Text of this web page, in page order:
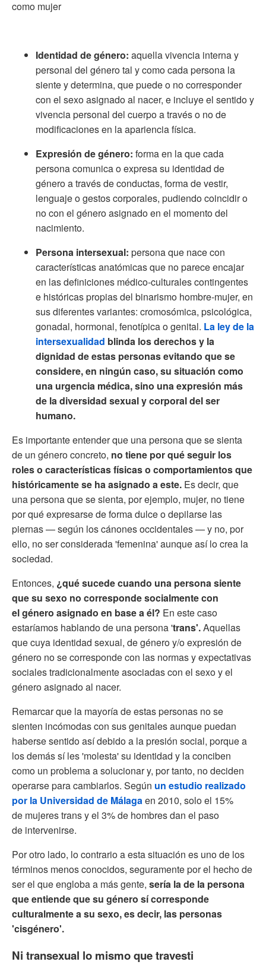
como mujer
Identidad de género: aquella vivencia interna y
personal del género tal y como cada persona la
siente y determina, que puede o no corresponder
con el sexo asignado al nacer, e incluye el sentido y
vivencia personal del cuerpo a través o no de
modificaciones en la apariencia física.
Expresión de género: forma en la que cada
persona comunica o expresa su identidad de
género a través de conductas, forma de vestir,
lenguaje o gestos corporales, pudiendo coincidir o
no con el género asignado en el momento del
nacimiento.
Persona intersexual: persona que nace con
características anatómicas que no parece encajar
en las definiciones médico-culturales contingentes
e históricas propias del binarismo hombre-mujer, en
sus diferentes variantes: cromosómica, psicológica,
gonadal, hormonal, fenotípica o genital. La ley de la
intersexualidad blinda los derechos y la
dignidad de estas personas evitando que se
considere, en ningún caso, su situación como
una urgencia médica, sino una expresión más
de la diversidad sexual y corporal del ser
humano.
Es importante entender que una persona que se sienta
de un género concreto, no tiene por qué seguir los
roles o características físicas o comportamientos que
históricamente se ha asignado a este. Es decir, que
una persona que se sienta, por ejemplo, mujer, no tiene
por qué expresarse de forma dulce o depilarse las
piernas — según los cánones occidentales — y no, por
ello, no ser considerada 'femenina' aunque así lo crea la
sociedad.
Entonces, ¿qué sucede cuando una persona siente
que su sexo no corresponde socialmente con
el género asignado en base a él? En este caso
estaríamos hablando de una persona 'trans'.Aquellas
que cuya identidad sexual, de género y/o expresión de
género no se corresponde con las normas y expectativas
sociales tradicionalmente asociadas con el sexo y el
género asignado al nacer.
Remarcar que la mayoría de estas personas no se
sienten incómodas con sus genitales aunque puedan
haberse sentido así debido a la presión social, porque a
los demás sí les 'molesta' su identidad y la conciben
como un problema a solucionar y, por tanto, no deciden
operarse para cambiarlos. Según un estudio realizado
por la Universidad de Málaga en 2010, solo el 15%
de mujeres trans y el 3% de hombres dan el paso
de intervenirse.
Por otro lado, lo contrario a esta situación es uno de los
términos menos conocidos, seguramente por el hecho de
ser el que engloba a más gente, sería la de la persona
que entiende que su género sí corresponde
culturalmente a su sexo, es decir, las personas
'cisgénero'.
Ni transexual lo mismo que travesti